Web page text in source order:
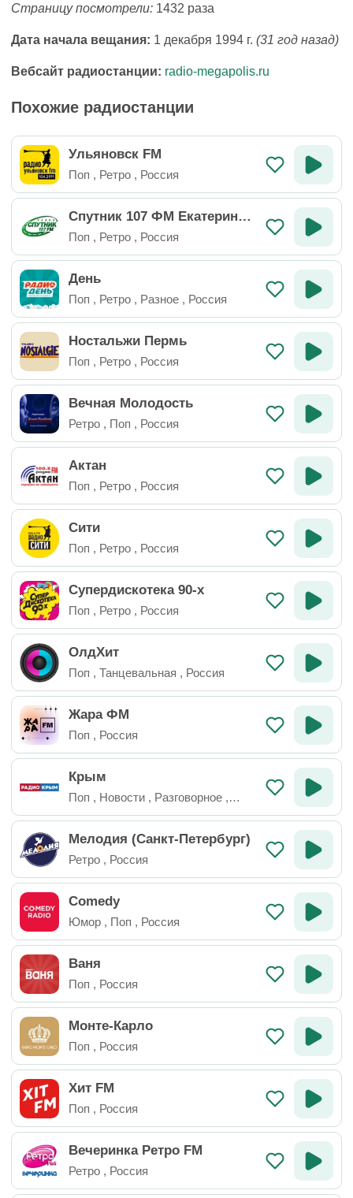
Страницу посмотрели: 1432 раза
Дата начала вещания: 1 декабря 1994 г. (31 год назад)
Вебсайт радиостанции: radio-megapolis.ru
Похожие радиостанции
Ульяновск FM
Поп , Ретро , Россия
Спутник 107 ФМ Екатеринбу
рг
Поп , Ретро , Россия
День
Поп , Ретро , Разное , Россия
Ностальжи Пермь
Поп , Ретро , Россия
Вечная Молодость
Ретро , Поп , Россия
Актан
Поп , Ретро , Россия
Сити
Поп , Ретро , Россия
Супердискотека 90-х
Поп , Ретро , Россия
ОлдХит
Поп , Танцевальная , Россия
Жара ФМ
Поп , Россия
Крым
Поп , Новости , Разговорное ,
Россия
Мелодия (Санкт-Петербург)
Ретро , Россия
Comedy
Юмор , Поп , Россия
Ваня
Поп , Россия
Монте-Карло
Поп , Россия
Хит FM
Поп , Россия
Вечеринка Ретро FM
Ретро , Россия